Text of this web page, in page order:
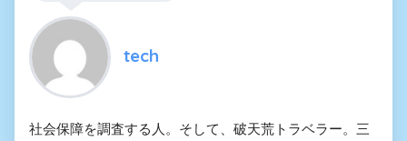
tech
社会保障を調査する人。そして、破天荒トラベラー。三